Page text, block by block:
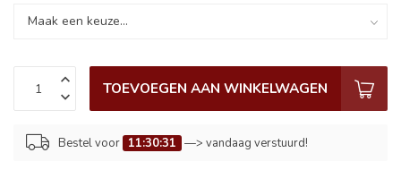
TOEVOEGEN AAN WINKELWAGEN
Bestel voor 11:30:30 —> vandaag verstuurd!